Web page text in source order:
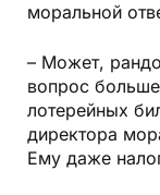
моральной
– Может,
вопрос
лотерейных
директора
Ему даже